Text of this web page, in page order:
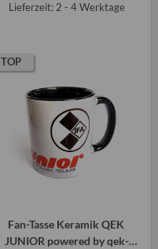
Lieferzeit: 2 - 4 Werktage
TOP
Fan-Tasse Keramik QEK
JUNIOR powered by qek-